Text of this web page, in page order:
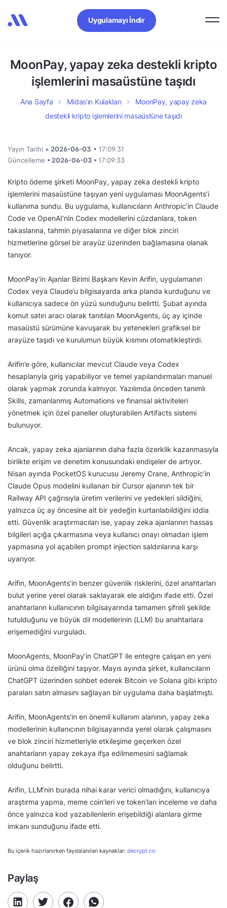
Uygulamayı İndir
MoonPay, yapay zeka destekli kripto
işlemlerini masaüstüne taşıdı
Ana Sayfa Midas’ın Kulakları
MoonPay, yapay zeka
destekli kripto işlemlerini masaüstüne taşıdı
Yayın Tarihi • 2026-06-03 • 17:09:31
Güncelleme • 2026-06-03 • 17:09:33
Kripto ödeme şirketi MoonPay, yapay zeka destekli kripto
işlemlerini masaüstüne taşıyan yeni uygulaması MoonAgents’i
kullanıma sundu. Bu uygulama, kullanıcıların Anthropic’in Claude
Code ve OpenAI’nin Codex modellerini cüzdanlara, token
takaslarına, tahmin piyasalarına ve diğer blok zinciri
hizmetlerine görsel bir arayüz üzerinden bağlamasına olanak
tanıyor.
MoonPay’in Ajanlar Birimi Başkanı Kevin Arifin, uygulamanın
Codex veya Claude’u bilgisayarda arka planda kurduğunu ve
kullanıcıya sadece ön yüzü sunduğunu belirtti. Şubat ayında
komut satırı aracı olarak tanıtılan MoonAgents, üç ay içinde
masaüstü sürümüne kavuşarak bu yetenekleri grafiksel bir
arayüze taşıdı ve kurulumun büyük kısmını otomatikleştirdi.
Arifin’e göre, kullanıcılar mevcut Claude veya Codex
hesaplarıyla giriş yapabiliyor ve temel yapılandırmaları manuel
olarak yapmak zorunda kalmıyor. Yazılımda önceden tanımlı
Skills, zamanlanmış Automations ve finansal aktiviteleri
yönetmek için özel paneller oluşturabilen Artifacts sistemi
bulunuyor.
Ancak, yapay zeka ajanlarının daha fazla özerklik kazanmasıyla
birlikte erişim ve denetim konusundaki endişeler de artıyor.
Nisan ayında PocketOS kurucusu Jeremy Crane, Anthropic’in
Claude Opus modelini kullanan bir Cursor ajanının tek bir
Railway API çağrısıyla üretim verilerini ve yedekleri sildiğini,
yalnızca üç ay öncesine ait bir yedeğin kurtarılabildiğini iddia
etti. Güvenlik araştırmacıları ise, yapay zeka ajanlarının hassas
bilgileri açığa çıkarmasına veya kullanıcı onayı olmadan işlem
yapmasına yol açabilen prompt injection saldırılarına karşı
uyarıyor.
Arifin, MoonAgents’in benzer güvenlik risklerini, özel anahtarları
bulut yerine yerel olarak saklayarak ele aldığını ifade etti. Özel
anahtarların kullanıcının bilgisayarında tamamen şifreli şekilde
tutulduğunu ve büyük dil modellerinin (LLM) bu anahtarlara
erişemediğini vurguladı.
MoonAgents, MoonPay’in ChatGPT ile entegre çalışan en yeni
ürünü olma özelliğini taşıyor. Mayıs ayında şirket, kullanıcıların
ChatGPT üzerinden sohbet ederek Bitcoin ve Solana gibi kripto
paraları satın almasını sağlayan bir uygulama daha başlatmıştı.
Arifin, MoonAgents’in en önemli kullanım alanının, yapay zeka
modellerinin kullanıcının bilgisayarında yerel olarak çalışmasını
ve blok zinciri hizmetleriyle etkileşime geçerken özel
anahtarların yapay zekaya ifşa edilmemesini sağlamak
olduğunu belirtti.
Arifin, LLM’nin burada nihai karar verici olmadığını, kullanıcıya
araştırma yapma, meme coin’leri ve token’ları inceleme ve daha
önce yalnızca kod yazabilenlerin erişebildiği alanlara girme
imkanı sunduğunu ifade etti.
Bu içerik hazırlanırken faydalanılan kaynaklar: decrypt.co
Paylaş